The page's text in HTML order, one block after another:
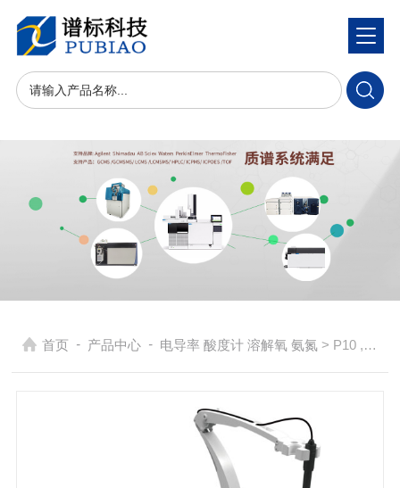
首页 - 产品中心 - 电导率 酸度计 溶解氧 氨氮 > P10 ,P20 触摸屏酸度计